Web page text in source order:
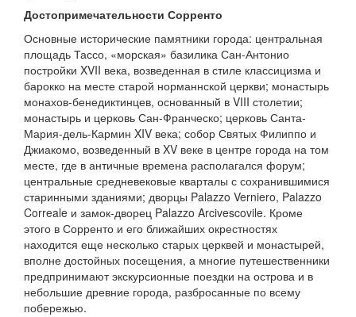
Достопримечательности Сорренто
Основные исторические памятники города: центральная
площадь Тассо, «морская» базилика Сан-Антонио
постройки XVII века, возведенная в стиле классицизма и
барокко на месте старой норманнской церкви; монастырь
монахов-бенедиктинцев, основанный в VIII столетии;
монастырь и церковь Сан-Франческо; церковь Санта-
Мария-дель-Кармин XIV века; собор Святых Филиппо и
Джиакомо, возведенный в XV веке в центре города на том
месте, где в античные времена располагался форум;
центральные средневековые кварталы с сохранившимися
старинными зданиями; дворцы Palazzo Verniero, Palazzo
Correale и замок-дворец Palazzo Arcivescovile. Кроме
этого в Сорренто и его ближайших окрестностях
находится еще несколько старых церквей и монастырей,
вполне достойных посещения, а многие путешественники
предпринимают экскурсионные поездки на острова и в
небольшие древние города, разбросанные по всему
побережью.